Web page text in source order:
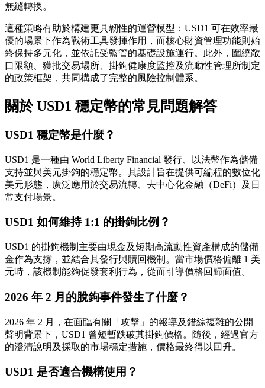
無縫轉換。
這種策略有助於構建更具韌性的運營模型：USD1 可在效率最
優的場景下作為戰術工具發揮作用，而核心財資管理功能則始
終保持多元化，並依託受監管的基礎設施運行。此外，圍繞敞
口限額、獲批交易場所、掛鉤健康度監控及流動性管理所制定
的政策框架，共同構成了完整的風險控制體系。
關於 USD1 穩定幣的常見問題解答
USD1 穩定幣是什麼？
USD1 是一種由 World Liberty Financial 發行、以法幣作為儲備
支持並與美元掛鉤的穩定幣。其設計旨在提供可編程的數位化
美元形態，廣泛應用於交易流轉、去中心化金融（DeFi）及日
常支付場景。
USD1 如何維持 1:1 的掛鉤比例？
USD1 的掛鉤機制主要由現金及短期高流動性資產構成的儲備
金作為支撐，並結合其發行與贖回機制。當市場價格偏離 1 美
元時，該機制能夠促發套利行為，從而引導價格回歸面值。
2026 年 2 月的脫鉤事件發生了什麼？
2026 年 2 月，在面臨有關「攻擊」的報導及錯綜複雜的公開
聲明背景下，USD1 曾短暫跌破其掛鉤價格。隨後，經過官方
的澄清說明及採取的市場穩定措施，價格最終得以回升。
USD1 是否適合機構使用？